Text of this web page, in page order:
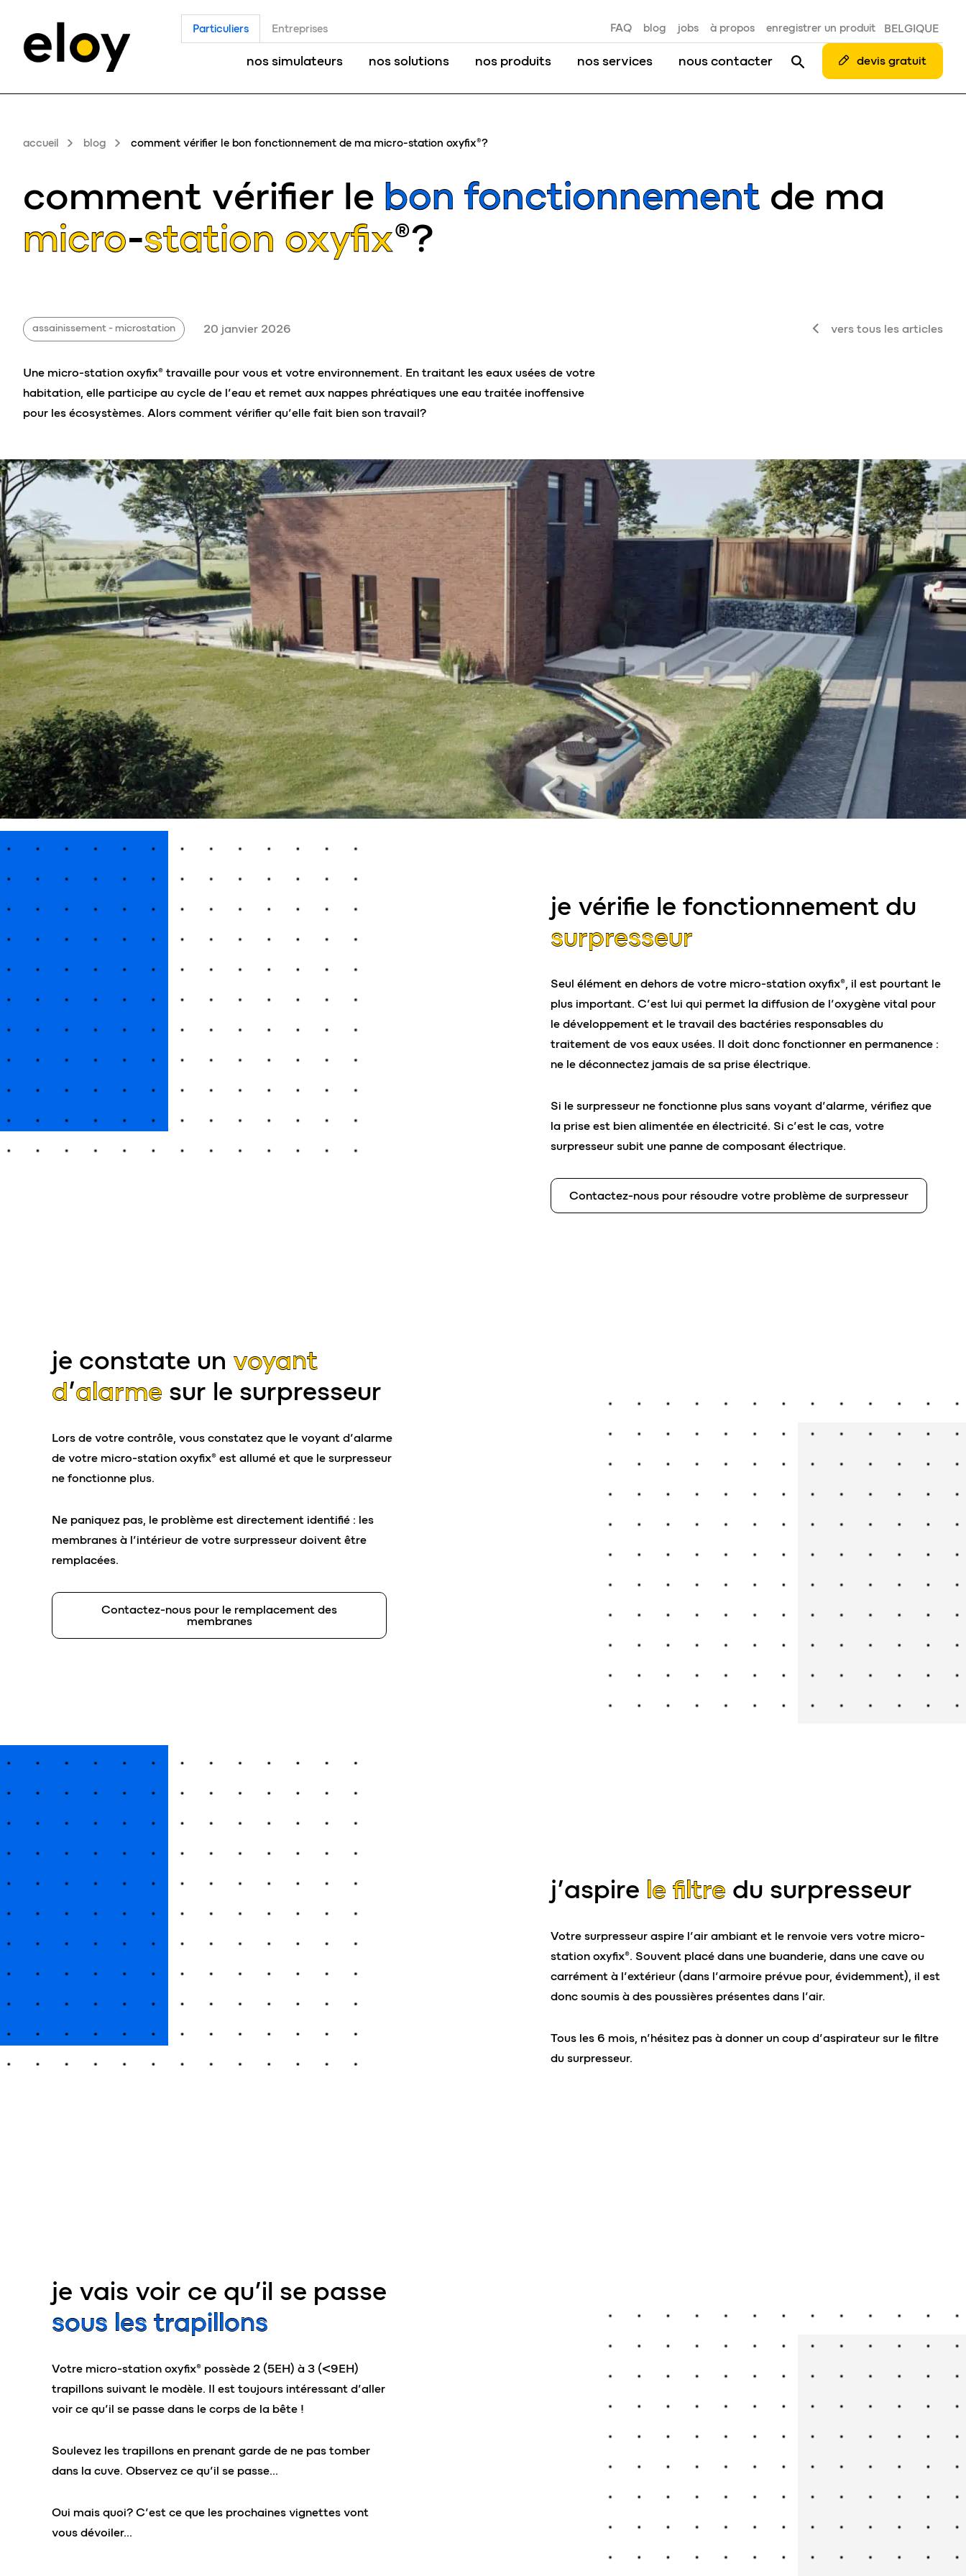
Particuliers Entreprises FAQ blog jobs à propos enregistrer un produit BELGIQUE
nos simulateurs nos solutions nos produits nos services nous contacter devis gratuit
accueil blog comment vérifier le bon fonctionnement de ma micro-station oxyfix®?
comment vérifier le bon fonctionnement de ma
micro-station oxyfix®?
assainissement - microstation 20 janvier 2026 vers tous les articles
Une micro-station oxyfix® travaille pour vous et votre environnement. En traitant les eaux usées de votre
habitation, elle participe au cycle de l’eau et remet aux nappes phréatiques une eau traitée inoffensive
pour les écosystèmes. Alors comment vérifier qu’elle fait bien son travail?
je vérifie le fonctionnement du
surpresseur
Seul élément en dehors de votre micro-station oxyfix®, il est pourtant le
plus important. C’est lui qui permet la diffusion de l’oxygène vital pour
le développement et le travail des bactéries responsables du
traitement de vos eaux usées. Il doit donc fonctionner en permanence :
ne le déconnectez jamais de sa prise électrique.
Si le surpresseur ne fonctionne plus sans voyant d’alarme, vérifiez que
la prise est bien alimentée en électricité. Si c’est le cas, votre
surpresseur subit une panne de composant électrique.
Contactez-nous pour résoudre votre problème de surpresseur
je constate un voyant
d’alarme sur le surpresseur
Lors de votre contrôle, vous constatez que le voyant d’alarme
de votre micro-station oxyfix® est allumé et que le surpresseur
ne fonctionne plus.
Ne paniquez pas, le problème est directement identifié : les
membranes à l’intérieur de votre surpresseur doivent être
remplacées.
Contactez-nous pour le remplacement des
membranes
j’aspire le filtre du surpresseur
Votre surpresseur aspire l’air ambiant et le renvoie vers votre micro-
station oxyfix®. Souvent placé dans une buanderie, dans une cave ou
carrément à l’extérieur (dans l’armoire prévue pour, évidemment), il est
donc soumis à des poussières présentes dans l’air.
Tous les 6 mois, n’hésitez pas à donner un coup d’aspirateur sur le filtre
du surpresseur.
je vais voir ce qu’il se passe
sous les trapillons
Votre micro-station oxyfix® possède 2 (5EH) à 3 (<9EH)
trapillons suivant le modèle. Il est toujours intéressant d’aller
voir ce qu’il se passe dans le corps de la bête !
Soulevez les trapillons en prenant garde de ne pas tomber
dans la cuve. Observez ce qu’il se passe…
Oui mais quoi? C’est ce que les prochaines vignettes vont
vous dévoiler…